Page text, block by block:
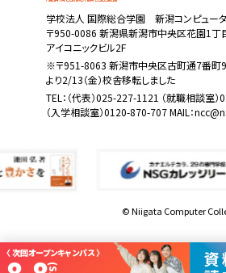
学校法人 国際総合学園 新潟コンピュー
〒950-0086 新潟県新潟市中央区花園1
アイコニックビル2F
※〒951-8063 新潟市中央区古町通7番町
より2/13（金）校舎移転しました
TEL： （代表）025-227-1121 （就職相談室
（入学相談室）0120-870-707 MAIL：
© Niigata Computer
〈 次回オープンキャンパス 〉